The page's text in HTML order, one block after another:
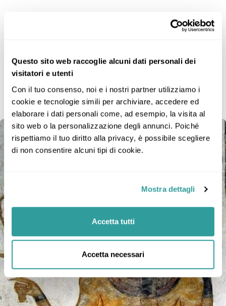
Questo sito web raccoglie alcuni dati personali dei
visitatori e utenti
Con il tuo consenso, noi e i nostri partner utilizziamo i
cookie e tecnologie simili per archiviare, accedere ed
elaborare i dati personali come, ad esempio, la visita al
sito web o la personalizzazione degli annunci. Poiché
rispettiamo il tuo diritto alla privacy, è possibile scegliere
di non consentire alcuni tipi di cookie.
Mostra dettagli
Accetta tutti
Accetta necessari
Voli internazionali
Galleria fotografica 11 foto